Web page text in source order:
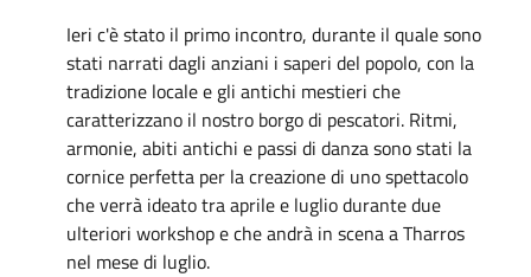
Ieri c'è stato il primo incontro, durante il quale sono
stati narrati dagli anziani i saperi del popolo, con la
tradizione locale e gli antichi mestieri che
caratterizzano il nostro borgo di pescatori. Ritmi,
armonie, abiti antichi e passi di danza sono stati la
cornice perfetta per la creazione di uno spettacolo
che verrà ideato tra aprile e luglio durante due
ulteriori workshop e che andrà in scena a Tharros
nel mese di luglio.